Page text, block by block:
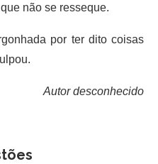
não se resseque.
por ter dito coisas
Autor desconhecido